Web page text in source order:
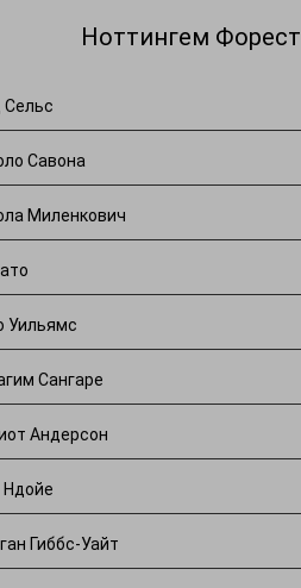
Ноттингем Форест
Савона
Миленкович
Уильямс
Сангаре
Андерсон
Гиббс-Уайт